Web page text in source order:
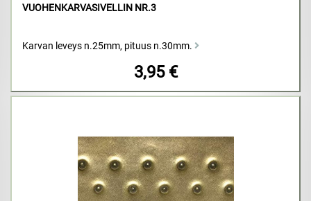
VUOHENKARVASIVELLIN NR.3
Karvan leveys n.25mm, pituus n.30mm.
3,95 €